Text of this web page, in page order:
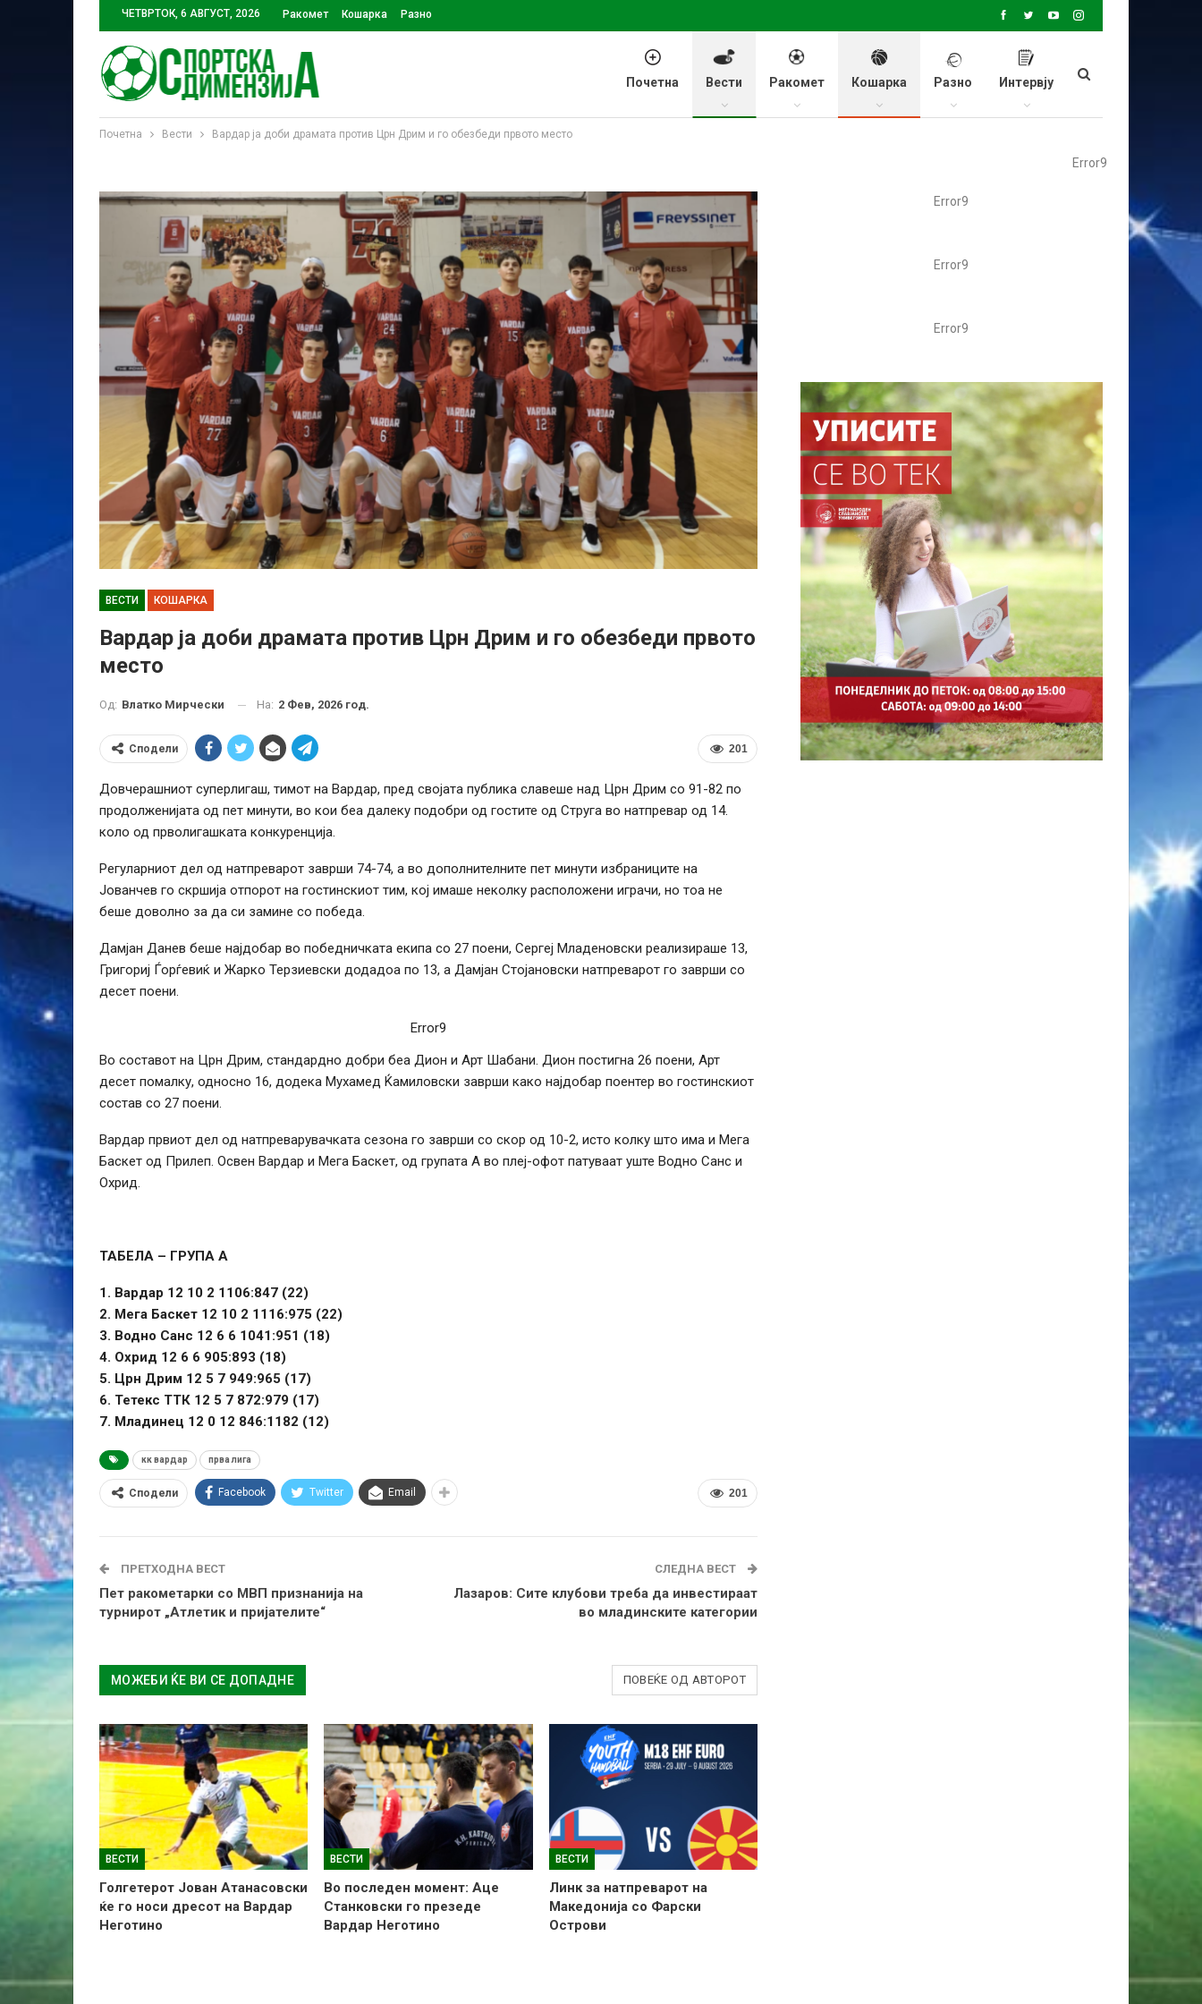
ЧЕТВРТОК, 6 АВГУСТ, 2026 Ракомет Кошарка Разно
Почетна Вести Ракомет Кошарка Разно Интервју
Почетна Вести Вардар ја доби драмата против Црн Дрим и го обезбеди првото место
Error9
ВЕСТИ КОШАРКА
Вардар ја доби драмата против Црн Дрим и го обезбеди првото
место
Од: Влатко Мирчески На: 2 Фев, 2026 год.
201
Сподели
Довчерашниот суперлигаш, тимот на Вардар, пред својата публика славеше над Црн Дрим со 91-82 по
продолженијата од пет минути, во кои беа далеку подобри од гостите од Струга во натпревар од 14.
коло од прволигашката конкуренција.
Регуларниот дел од натпреварот заврши 74-74, а во дополнителните пет минути избраниците на
Јованчев го скршија отпорот на гостинскиот тим, кој имаше неколку расположени играчи, но тоа не
беше доволно за да си замине со победа.
Дамјан Данев беше најдобар во победничката екипа со 27 поени, Сергеј Младеновски реализираше 13,
Григориј Ѓорѓевиќ и Жарко Терзиевски додадоа по 13, а Дамјан Стојановски натпреварот го заврши со
десет поени.
Error9
Во составот на Црн Дрим, стандардно добри беа Дион и Арт Шабани. Дион постигна 26 поени, Арт
десет помалку, односно 16, додека Мухамед Ќамиловски заврши како најдобар поентер во гостинскиот
состав со 27 поени.
Вардар првиот дел од натпреварувачката сезона го заврши со скор од 10-2, исто колку што има и Мега
Баскет од Прилеп. Освен Вардар и Мега Баскет, од групата А во плеј-офот патуваат уште Водно Санс и
Охрид.
ТАБЕЛА – ГРУПА А
1. Вардар 12 10 2 1106:847 (22)
2. Мега Баскет 12 10 2 1116:975 (22)
3. Водно Санс 12 6 6 1041:951 (18)
4. Охрид 12 6 6 905:893 (18)
5. Црн Дрим 12 5 7 949:965 (17)
6. Тетекс ТТК 12 5 7 872:979 (17)
7. Младинец 12 0 12 846:1182 (12)
кк вардар прва лига
201
Сподели Facebook Twitter Email
ПРЕТХОДНА ВЕСТ
Пет ракометарки со МВП признанија на
турнирот „Атлетик и пријателите“
СЛЕДНА ВЕСТ
Лазаров: Сите клубови треба да инвестираат
во младинските категории
МОЖЕБИ ЌЕ ВИ СЕ ДОПАДНЕ ПОВЕЌЕ ОД АВТОРОТ
ВЕСТИ
Голгетерот Јован Атанасовски
ќе го носи дресот на Вардар
Неготино
ВЕСТИ
Во последен момент: Аце
Станковски го презеде
Вардар Неготино
ВЕСТИ
Линк за натпреварот на
Македонија со Фарски
Острови
Error9
Error9
Error9